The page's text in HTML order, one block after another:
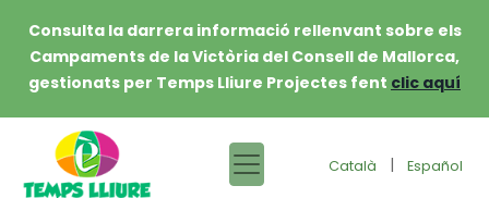
Consulta la darrera informació rellenvant sobre els
Campaments de la Victòria del Consell de Mallorca,
gestionats per Temps Lliure Projectes fent clic aquí
Català | Español